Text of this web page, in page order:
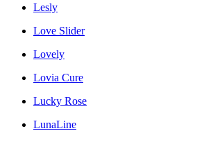
Lesly
Love Slider
Lovely
Lovia Cure
Lucky Rose
LunaLine